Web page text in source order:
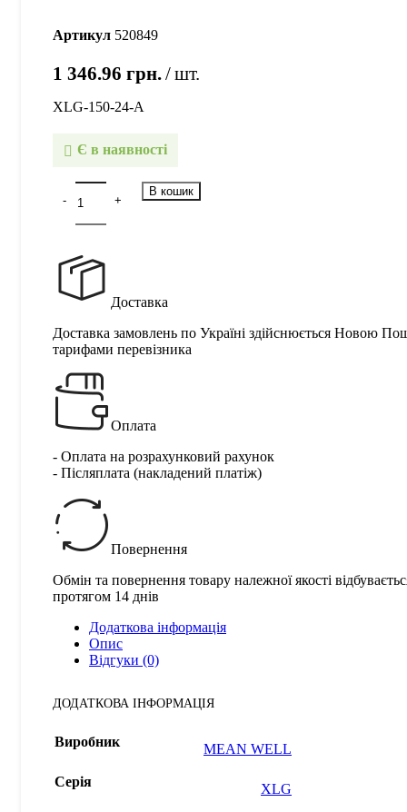
Артикул 520849
1 346.96 грн. шт.
XLG-150-24-A
Є в наявності
В кошик
Доставка
Доставка замовлень по Україні здійснюється Новою
тарифами перевізника
Оплата
- Оплата на розрахунковий рахунок
- Післяплата (накладений платіж)
Повернення
Обмін та повернення товару належної якості
протягом 14 днів
Додаткова інформація
Опис
Відгуки (0)
ДОДАТКОВА ІНФОРМАЦІЯ
Виробник MEAN WELL
Серія XLG